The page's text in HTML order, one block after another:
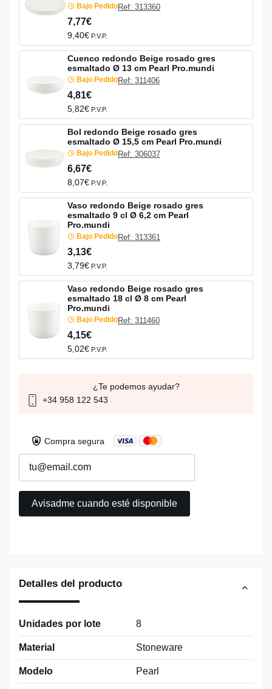
Detalles del producto
Unidades por lote 8
Material Stoneware
Modelo Pearl
Bajo PedidoRef: 313360
7,77€
9,40€ P.V.P.
Cuenco redondo Beige rosado gres
esmaltado Ø 13 cm Pearl Pro.mundi
Bajo PedidoRef: 311406
4,81€
5,82€ P.V.P.
Bol redondo Beige rosado gres
esmaltado Ø 15,5 cm Pearl Pro.mundi
Bajo PedidoRef: 306037
6,67€
8,07€ P.V.P.
Vaso redondo Beige rosado gres
esmaltado 9 cl Ø 6,2 cm Pearl
Pro.mundi
Bajo PedidoRef: 313361
3,13€
3,79€ P.V.P.
Vaso redondo Beige rosado gres
esmaltado 18 cl Ø 8 cm Pearl
Pro.mundi
Bajo PedidoRef: 311460
4,15€
5,02€ P.V.P.
¿Te podemos ayudar?
+34 958 122 543
Compra segura